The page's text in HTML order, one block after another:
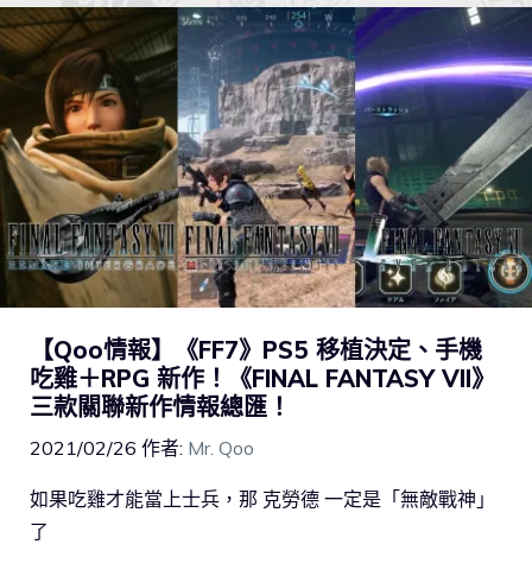
【Qoo情報】《FF7》PS5 移植決定、手機
吃雞＋RPG 新作！《FINAL FANTASY VII》
三款關聯新作情報總匯！
2021/02/26 作者: Mr. Qoo
如果吃雞才能當上士兵，那 克勞德 一定是「無敵戰神」
了